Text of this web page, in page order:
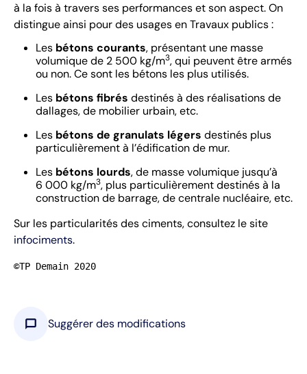
à la fois à travers ses performances et son aspect. On
distingue ainsi pour des usages en Travaux publics :
Les bétons courants, présentant une masse
volumique de 2 500 kg/m3, qui peuvent être armés
ou non. Ce sont les bétons les plus utilisés.
Les bétons fibrés destinés à des réalisations de
dallages, de mobilier urbain, etc.
Les bétons de granulats légers destinés plus
particulièrement à l’édification de mur.
Les bétons lourds, de masse volumique jusqu’à
6 000 kg/m3, plus particulièrement destinés à la
construction de barrage, de centrale nucléaire, etc.
Sur les particularités des ciments, consultez le site
infociments.
©TP Demain 2020
chat_bubble Suggérer des modifications